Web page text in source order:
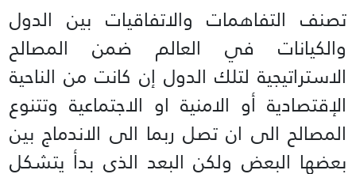
تصنف التفاهمات والاتفاقيات بين الدول
والكيانات في العالم ضمن المصالح
الاستراتيجية لتلك الدول إن كانت من الناحية
الإقتصادية أو الامنية او الاجتماعية وتتنوع
المصالح الى ان تصل ربما الى الاندماج بين
بعضها البعض ولكن البعد الذي بدأ يتشكل